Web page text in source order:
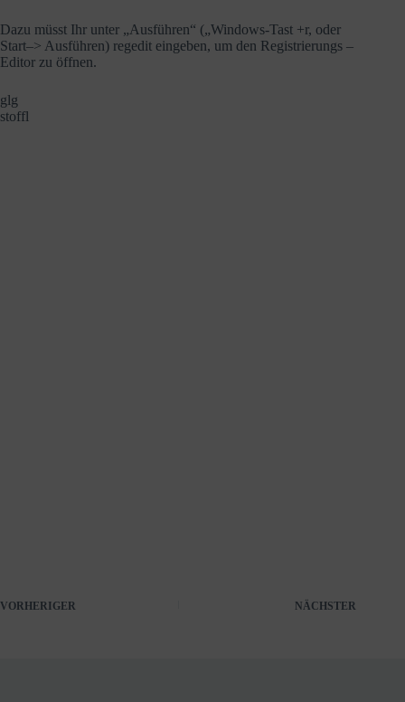
Dazu müsst Ihr unter „Ausführen“ („Windows-Tast +r, oder
Start–> Ausführen) regedit eingeben, um den Registrierungs –
Editor zu öffnen.
glg
stoffl
VORHERIGER NÄCHSTER